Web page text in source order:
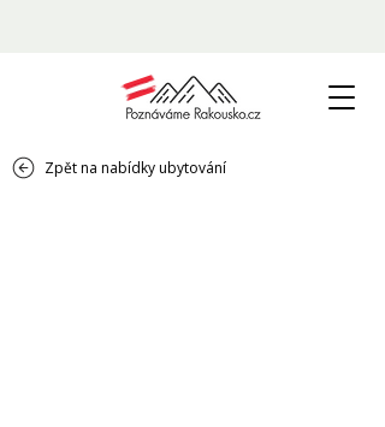
Zpět na nabídky ubytování